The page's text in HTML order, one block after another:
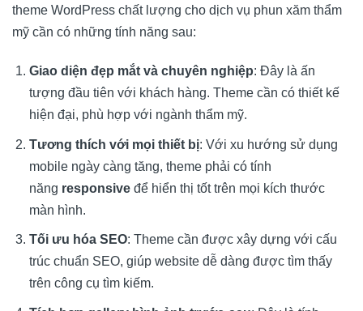
theme WordPress chất lượng cho dịch vụ phun xăm thẩm
mỹ cần có những tính năng sau:
Giao diện đẹp mắt và chuyên nghiệp: Đây là ấn
tượng đầu tiên với khách hàng. Theme cần có thiết kế
hiện đại, phù hợp với ngành thẩm mỹ.
Tương thích với mọi thiết bị: Với xu hướng sử dụng
mobile ngày càng tăng, theme phải có tính
năng responsiveđể hiển thị tốt trên mọi kích thước
màn hình.
Tối ưu hóa SEO: Theme cần được xây dựng với cấu
trúc chuẩn SEO, giúp website dễ dàng được tìm thấy
trên công cụ tìm kiếm.